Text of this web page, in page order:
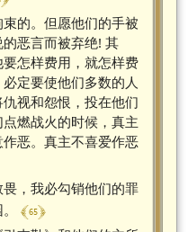
的。但愿他们的手被
恶言而被弃绝! 其
怎样费用，就怎样费
定要使他们多数的人
视和怨恨，投在他们
燃战火的时候，真主
恶。真主不喜爱作恶
，我必勾销他们的罪
﴾ 65 ﴿